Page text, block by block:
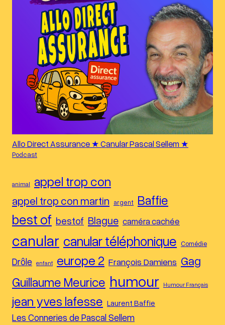
Allo Direct Assurance ★ Canular Pascal Sellem ★
Podcast
animal appel trop con
appel trop con martin argent Baffie
best of bestof Blague caméra cachée
canular canular téléphonique Comédie
Drôle enfant europe 2 François Damiens Gag
Guillaume Meurice humour Humour Français
jean yves lafesse Laurent Baffie
Les Conneries de Pascal Sellem